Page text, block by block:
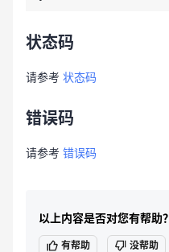
状态码
请参考 状态码
错误码
请参考 错误码
以上内容是否对您有帮助？
有帮助 没帮助